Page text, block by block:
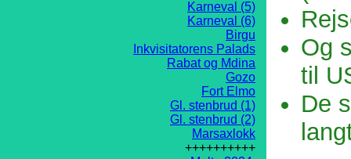
Karneval (5)
Karneval (6)
Birgu
Inkvisitatorens Palads
Rabat og Mdina
Gozo
Fort Elmo
Gl. stenbrud (1)
Gl. stenbrud (2)
Marsaxlokk
++++++++++
Og
til
De